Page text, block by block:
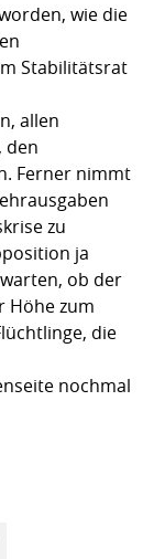
wie die
Stabilitätsrat
allen
den
Ferner nimmt
zu
ja
ob der
Höhe zum
die
nochmal